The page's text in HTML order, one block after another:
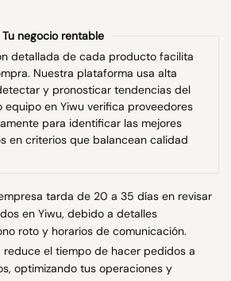
Tu negocio rentable
detallada de cada producto facilita
Nuestra plataforma usa alta
y pronosticar tendencias del
equipo en Yiwu verifica proveedores
para identificar las mejores
en criterios que balancean calidad
tarda de 20 a 35 días en revisar
en Yiwu, debido a detalles
roto y horarios de comunicación.
reduce el tiempo de hacer pedidos a
optimizando tus operaciones y